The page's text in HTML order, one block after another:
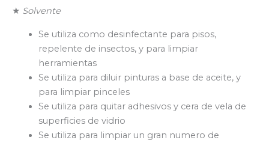
★ Solvente
Se utiliza como desinfectante para pisos,
repelente de insectos, y para limpiar
herramientas
Se utiliza para diluir pinturas a base de aceite, y
para limpiar pinceles
Se utiliza para quitar adhesivos y cera de vela de
superficies de vidrio
Se utiliza para limpiar un gran numero de